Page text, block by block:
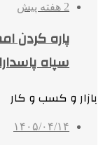
2 هفته پیش
پاره کردن
سپاه
بازار و کسب و کار
۱۴۰۵/۰۴/۱۴